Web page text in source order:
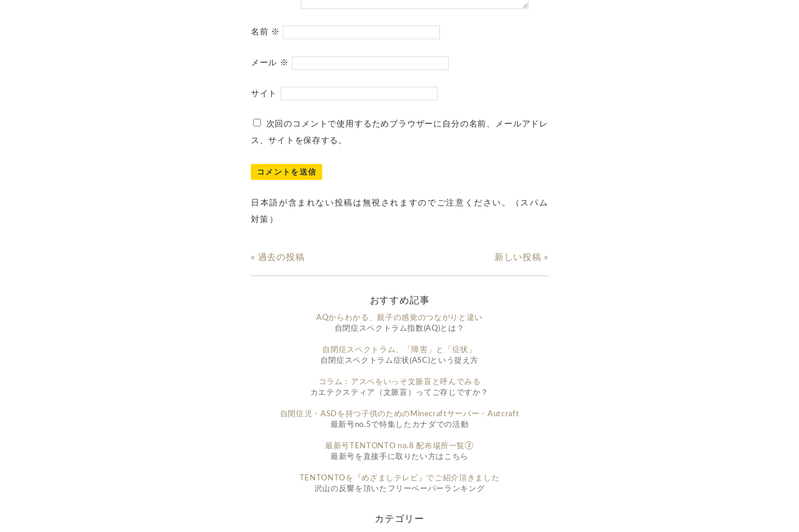
名前 ※
メール ※
サイト
次回のコメントで使用するためブラウザーに自分の名前、メールアドレ
ス、サイトを保存する。
日本語が含まれない投稿は無視されますのでご注意ください。（スパム
対策）
« 過去の投稿 新しい投稿 »
おすすめ記事
AQからわかる、親子の感覚のつながりと違い
自閉症スペクトラム指数(AQ)とは？
自閉症スペクトラム、「障害」と「症状」
自閉症スペクトラム症状(ASC)という捉え方
コラム：アスペをいっそ文脈盲と呼んでみる
カエテクスティア（文脈盲）ってご存じですか？
自閉症児・ASDを持つ子供のためのMinecraftサーバー・Autcraft
最新号no.5で特集したカナダでの活動
最新号TENTONTO no.8 配布場所一覧②
最新号を直接手に取りたい方はこちら
TENTONTOを『めざましテレビ』でご紹介頂きました
沢山の反響を頂いたフリーペーパーランキング
カテゴリー